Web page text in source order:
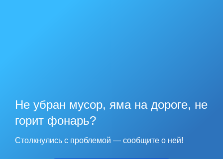
Не убран мусор, яма на дороге, не
горит фонарь?
Столкнулись с проблемой — сообщите о ней!